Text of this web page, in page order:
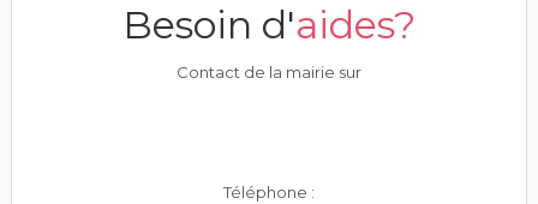
Besoin d'aides?
Contact de la mairie sur
Téléphone :